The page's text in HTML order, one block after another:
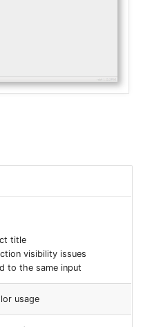
title
visibility issues
to the same input
usage